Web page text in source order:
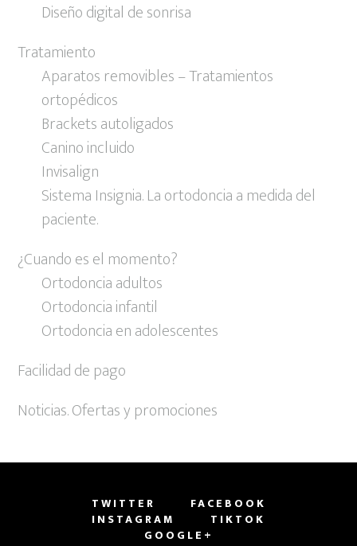
Diseño digital de sonrisa
Tratamiento
Aparatos removibles – Tratamientos
ortopédicos
Brackets autoligados
Canino incluido
Invisalign
Sistema Insignia. La ortodoncia a medida del
paciente.
¿Cuando es el momento?
Ortodoncia adultos
Ortodoncia infantil
Ortodoncia en adolescentes
Facilidad de pago
Noticias. Ofertas y promociones
TWITTER
FACEBOOK
INSTAGRAM
TIKTOK
GOOGLE+